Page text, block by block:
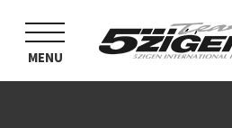
toggle
navigation
MENU